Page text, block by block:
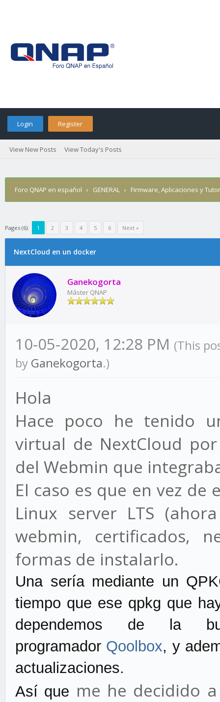
Login Register
View New Posts View Today's Posts
Foro QNAP en español › GENERAL › Firmware, Aplicaciones y
Pages (6): 1 2 3 4 5 6 Next »
NextCloud en un docker
Ganekogorta
Máster QNAP
10-05-2020, 12:28 PM (This
by Ganekogorta.)
Hola
Hace poco he tenido
virtual de NextCloud
del Webmin que
El caso es que en vez de
Linux server LTS
webmin, certificados,
formas de instalarlo.
Una sería mediante un
tiempo que ese qpkg que
dependemos de la
programador Qoolbox, y
actualizaciones.
Así que me he decidido